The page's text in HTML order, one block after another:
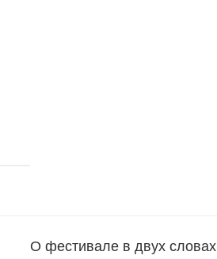
О фестивале в двух словах